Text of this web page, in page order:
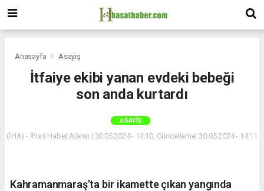
Anasayfa Asayiş
İtfaiye ekibi yanan evdeki bebeği
son anda kurtardı
ASAYIŞ
(İHA) - İhlas Haber Ajansı | 30.05.2024 - 14:10, Güncelleme: 30.05.2024 - 14:11
Kahramanmaraş’ta bir ikamette çıkan yangında